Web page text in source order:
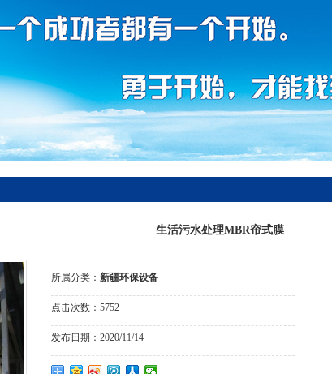
生活污水处理MBR帘式膜
所属分类： 新疆环保设备
点击次数： 5752
发布日期： 2020/11/14